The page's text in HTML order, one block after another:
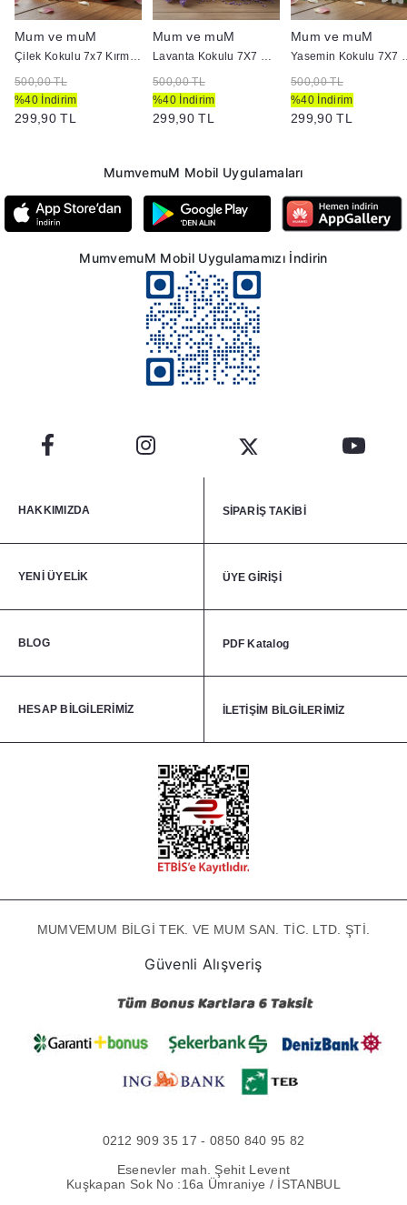
Mum ve muM
Çilek Kokulu 7x7 Kırmızı Silindir Mum
500,00 TL
%40 İndirim
299,90 TL
Mum ve muM
Lavanta Kokulu 7X7 Mor Silindir Mum
500,00 TL
%40 İndirim
299,90 TL
Mum ve muM
Yasemin
500,00 TL
%40 İndirim
299,90 TL
MumvemuM Mobil Uygulamaları
MumvemuM Mobil Uygulamamızı İndirin
HAKKIMIZDA SİPARİŞ TAKİBİ
YENİ ÜYELİK ÜYE GİRİŞİ
BLOG PDF Katalog
HESAP BİLGİLERİMİZ İLETİŞİM BİLGİLERİMİZ
MUMVEMUM BİLGİ TEK. VE MUM SAN. TİC. LTD. ŞTİ.
Güvenli Alışveriş
0212 909 35 17 - 0850 840 95 82
Esenevler mah. Şehit Levent
Kuşkapan Sok No :16a Ümraniye / İSTANBUL